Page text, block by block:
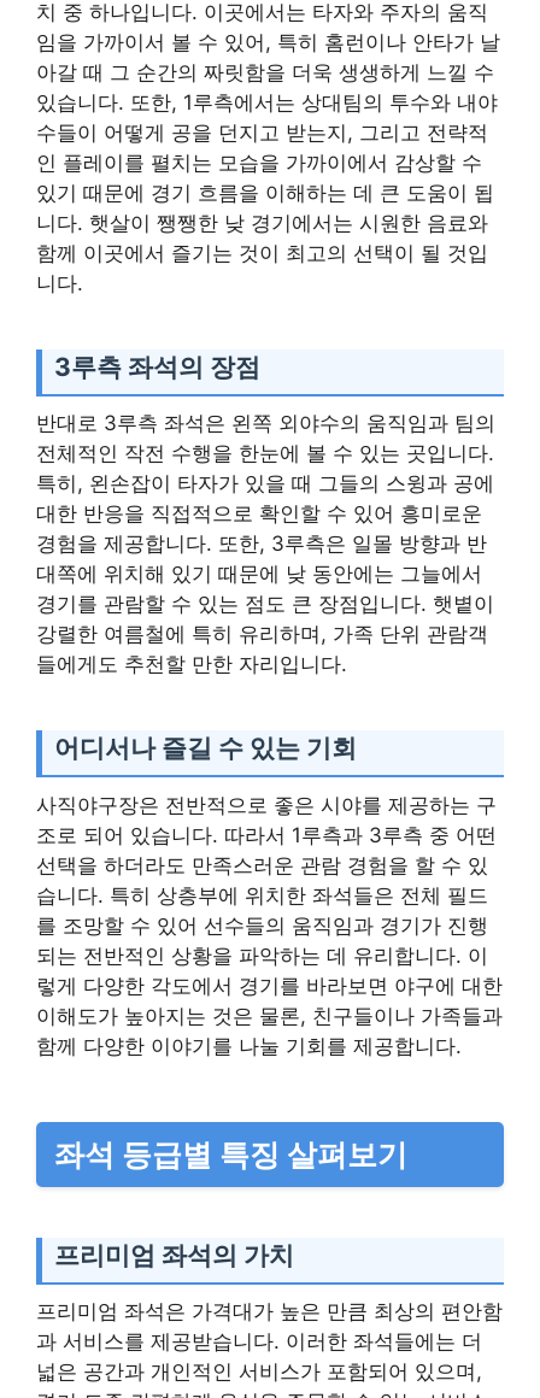
치 중 하나입니다. 이곳에서는 타자와 주자의 움직
임을 가까이서 볼 수 있어, 특히 홈런이나 안타가 날
아갈 때 그 순간의 짜릿함을 더욱 생생하게 느낄 수
있습니다. 또한, 1루측에서는 상대팀의 투수와 내야
수들이 어떻게 공을 던지고 받는지, 그리고 전략적
인 플레이를 펼치는 모습을 가까이에서 감상할 수
있기 때문에 경기 흐름을 이해하는 데 큰 도움이 됩
니다. 햇살이 쨍쨍한 낮 경기에서는 시원한 음료와
함께 이곳에서 즐기는 것이 최고의 선택이 될 것입
니다.
3루측 좌석의 장점
반대로 3루측 좌석은 왼쪽 외야수의 움직임과 팀의
전체적인 작전 수행을 한눈에 볼 수 있는 곳입니다.
특히, 왼손잡이 타자가 있을 때 그들의 스윙과 공에
대한 반응을 직접적으로 확인할 수 있어 흥미로운
경험을 제공합니다. 또한, 3루측은 일몰 방향과 반
대쪽에 위치해 있기 때문에 낮 동안에는 그늘에서
경기를 관람할 수 있는 점도 큰 장점입니다. 햇볕이
강렬한 여름철에 특히 유리하며, 가족 단위 관람객
들에게도 추천할 만한 자리입니다.
어디서나 즐길 수 있는 기회
사직야구장은 전반적으로 좋은 시야를 제공하는 구
조로 되어 있습니다. 따라서 1루측과 3루측 중 어떤
선택을 하더라도 만족스러운 관람 경험을 할 수 있
습니다. 특히 상층부에 위치한 좌석들은 전체 필드
를 조망할 수 있어 선수들의 움직임과 경기가 진행
되는 전반적인 상황을 파악하는 데 유리합니다. 이
렇게 다양한 각도에서 경기를 바라보면 야구에 대한
이해도가 높아지는 것은 물론, 친구들이나 가족들과
함께 다양한 이야기를 나눌 기회를 제공합니다.
좌석 등급별 특징 살펴보기
프리미엄 좌석의 가치
프리미엄 좌석은 가격대가 높은 만큼 최상의 편안함
과 서비스를 제공받습니다. 이러한 좌석들에는 더
넓은 공간과 개인적인 서비스가 포함되어 있으며,